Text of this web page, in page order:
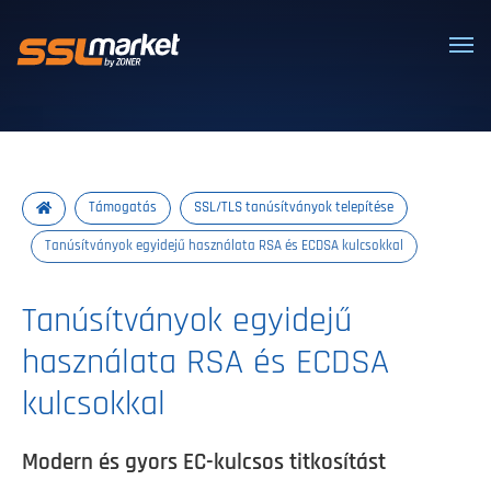
Megbízható SSL/TLS tanúsítványok
Támogatás SSL/TLS tanúsítványok telepítése
Tanúsítványok egyidejű használata RSA és ECDSA kulcsokkal
Tanúsítványok egyidejű
használata RSA és ECDSA
kulcsokkal
Modern és gyors EC-kulcsos titkosítást